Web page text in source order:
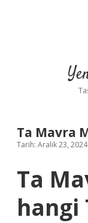
Ta Mavra
Tarih: Aralık 23, 2024
Ta
hangi